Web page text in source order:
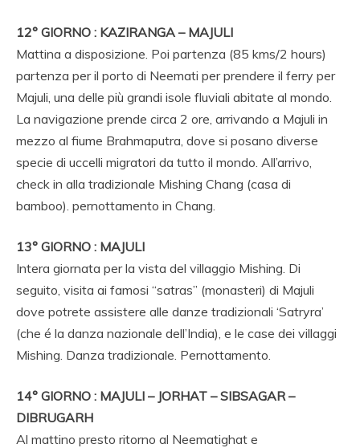
12° GIORNO : KAZIRANGA – MAJULI
Mattina a disposizione. Poi partenza (85 kms/2 hours)
partenza per il porto di Neemati per prendere il ferry per
Majuli, una delle più grandi isole fluviali abitate al mondo.
La navigazione prende circa 2 ore, arrivando a Majuli in
mezzo al fiume Brahmaputra, dove si posano diverse
specie di uccelli migratori da tutto il mondo. All’arrivo,
check in alla tradizionale Mishing Chang (casa di
bamboo). pernottamento in Chang.
13° GIORNO : MAJULI
Intera giornata per la vista del villaggio Mishing. Di
seguito, visita ai famosi “satras” (monasteri) di Majuli
dove potrete assistere alle danze tradizionali ‘Satryra’
(che é la danza nazionale dell’India), e le case dei villaggi
Mishing. Danza tradizionale. Pernottamento.
14° GIORNO : MAJULI – JORHAT – SIBSAGAR –
DIBRUGARH
Al mattino presto ritorno al Neematighat e